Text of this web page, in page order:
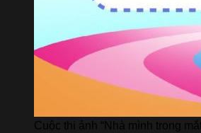
Cuộc thi ảnh “Nhà mình trong